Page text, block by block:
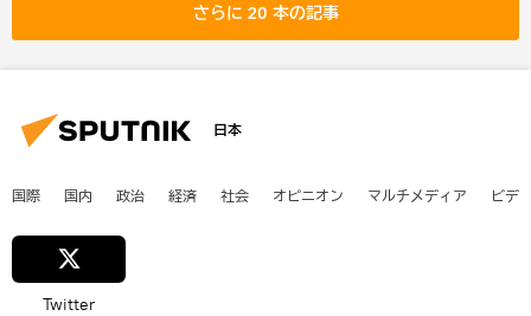
さらに 20 本の記事
日本
国際 国内 政治 経済 社会 オピニオン マルチメディア ビデ
Twitter